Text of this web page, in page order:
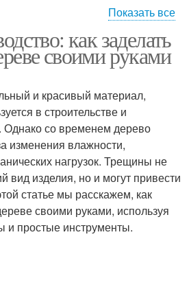
домах
Показать все
как заделать
своими руками
и красивый материал,
в строительстве и
Однако со временем дерево
изменения влажности,
нагрузок. Трещины не
вид изделия, но и могут привести
статье мы расскажем, как
своими руками, используя
и простые инструменты.